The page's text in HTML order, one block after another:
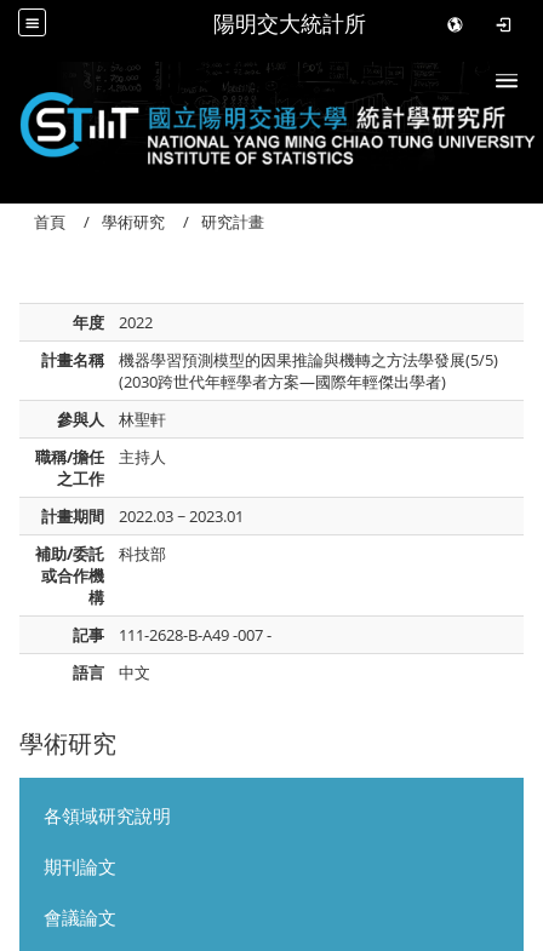
陽明交大統計所
學術研究
各領域研究說明
期刊論文
會議論文
首頁 學術研究 研究計畫
年度
2022
計畫名稱
機器學習預測模型的因果推論與機轉之方法學發展(5/5)
(2030跨世代年輕學者方案—國際年輕傑出學者)
參與人
林聖軒
職稱/擔任
之工作
主持人
計畫期間
2022.03 ~ 2023.01
補助/委託
或合作機
構
科技部
記事
111-2628-B-A49 -007 -
語言
中文